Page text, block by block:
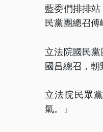
藍委們排排
民黨團總召傅
立法院國民
國昌總召，朝
立法院民眾
氣。」